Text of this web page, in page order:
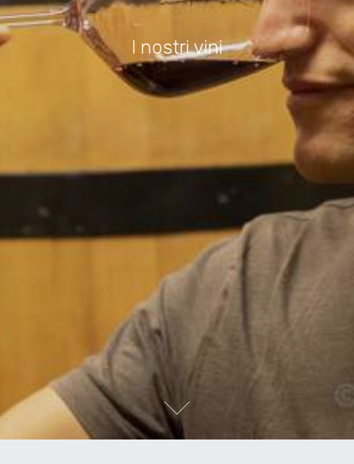
I nostri vini
Next